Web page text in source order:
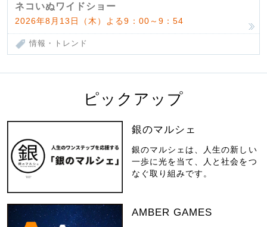
ネコいぬワイドショー
2026年8月13日（木）よる9：00～9：54
情報・トレンド
ピックアップ
銀のマルシェ
銀のマルシェは、人生の新しい
一歩に光を当て、人と社会をつ
なぐ取り組みです。
AMBER GAMES